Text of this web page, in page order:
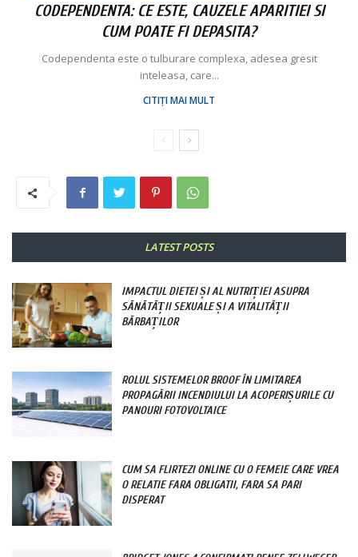
CODEPENDENTA: CE ESTE, CAUZELE APARITIEI SI
CUM POATE FI DEPASITA?
Codependenta este o tulburare complexa, adesea gresit
inteleasa, care...
CITIȚI MAI MULT
LATEST POSTS
IMPACTUL DIETEI ȘI AL NUTRIȚIEI ASUPRA
SĂNĂTĂȚII SEXUALE ȘI A VITALITĂȚII
BĂRBAȚILOR
ROLUL SISTEMELOR BROOF ÎN LIMITAREA
PROPAGĂRII INCENDIULUI LA ACOPERIȘURILE CU
PANOURI FOTOVOLTAICE
CUM SA FLIRTEZI ONLINE CU O FEMEIE CARE VREA
O RELATIE FARA OBLIGATII, FARA SA PARI
DISPERAT